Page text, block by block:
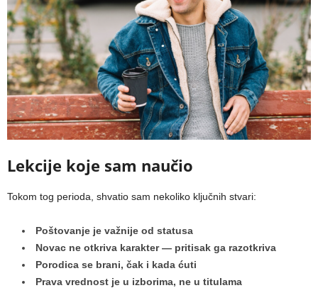
Lekcije koje sam naučio
Tokom tog perioda, shvatio sam nekoliko ključnih stvari:
Poštovanje je važnije od statusa
Novac ne otkriva karakter — pritisak ga razotkriva
Porodica se brani, čak i kada ćuti
Prava vrednost je u izborima, ne u titulama